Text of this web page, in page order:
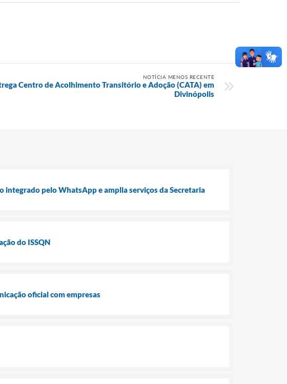
NOTÍCIA MENOS RECENTE
Centro de Acolhimento Transitório e Adoção (CATA) em
Divinópolis
pelo WhatsApp e amplia serviços da Secretaria
do ISSQN
oficial com empresas